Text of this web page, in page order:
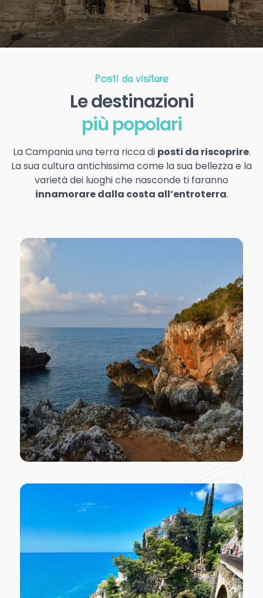
Posti da visitare
Le destinazioni
più popolari
La Campania una terra ricca di posti da riscoprire.
La sua cultura antichissima come la sua bellezza e la
varietà dei luoghi che nasconde ti faranno
innamorare dalla costa all’entroterra.